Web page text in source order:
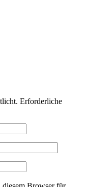
Erforderliche